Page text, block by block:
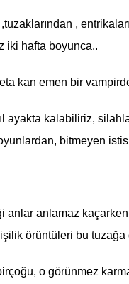
,
iki hafta boyunca..
kan emen bir
ayakta kalabiliriz,
bitmeyen
anlamaz kaçarken
örüntüleri bu tuzağa
o görünmez